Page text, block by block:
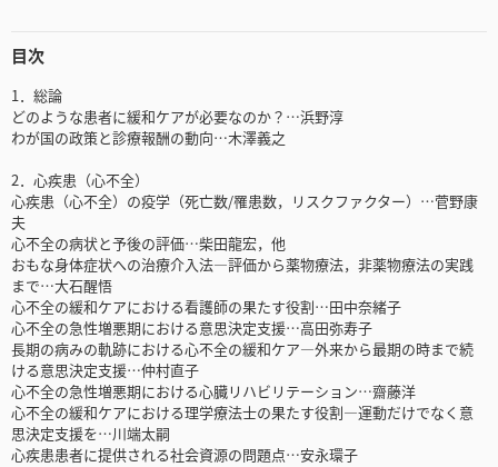
目次
1．総論
どのような患者に緩和ケアが必要なのか？…浜野淳
わが国の政策と診療報酬の動向…木澤義之
2．心疾患（心不全）
心疾患（心不全）の疫学（死亡数/罹患数，リスクファクター）…菅野康
夫
心不全の病状と予後の評価…柴田龍宏，他
おもな身体症状への治療介入法―評価から薬物療法，非薬物療法の実践
まで…大石醒悟
心不全の緩和ケアにおける看護師の果たす役割…田中奈緒子
心不全の急性増悪期における意思決定支援…高田弥寿子
長期の病みの軌跡における心不全の緩和ケア―外来から最期の時まで続
ける意思決定支援…仲村直子
心不全の急性増悪期における心臓リハビリテーション…齋藤洋
心不全の緩和ケアにおける理学療法士の果たす役割―運動だけでなく意
思決定支援を…川端太嗣
心疾患患者に提供される社会資源の問題点…安永環子